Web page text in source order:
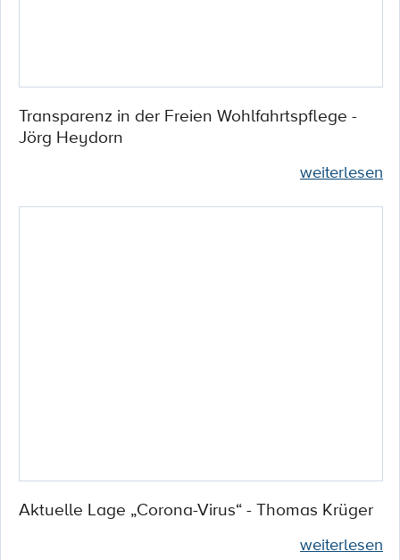
Transparenz in der Freien Wohlfahrtspflege -
Jörg Heydorn
weiterlesen
Aktuelle Lage „Corona-Virus“ - Thomas Krüger
weiterlesen